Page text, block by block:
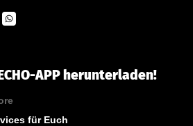
APP herunterladen!
für Euch